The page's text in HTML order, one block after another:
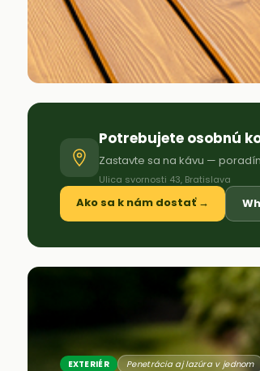
Potrebujete osobnú
Zastavte sa na kávu —
Ulica svornosti 43, Bratislava
Ako sa k nám dostať →
EXTERIÉR Penetrácia aj lazúra v jednom